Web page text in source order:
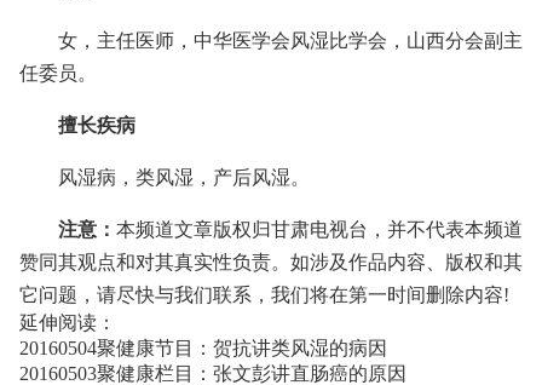
女，主任医师，中华医学会风湿比学会，山西分会副主
任委员。
擅长疾病
风湿病，类风湿，产后风湿。
注意： 本频道文章版权归甘肃电视台，并不代表本频道
赞同其观点和对其真实性负责。如涉及作品内容、版权和其
它问题，请尽快与我们联系，我们将在第一时间删除内容!
延伸阅读：
20160504聚健康节目：贺抗讲类风湿的病因
20160503聚健康栏目：张文彭讲直肠癌的原因